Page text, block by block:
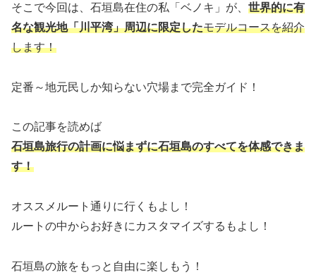
そこで今回は、石垣島在住の私「ベノキ」が、 世界的に有
名な観光地「川平湾」周辺に限定したモデルコースを紹介
します！
定番～地元民しか知らない穴場まで完全ガイド！
この記事を読めば
石垣島旅行の計画に悩まずに石垣島のすべてを体感できま
す！
オススメルート通りに行くもよし！
ルートの中からお好きにカスタマイズするもよし！
石垣島の旅をもっと自由に楽しもう！